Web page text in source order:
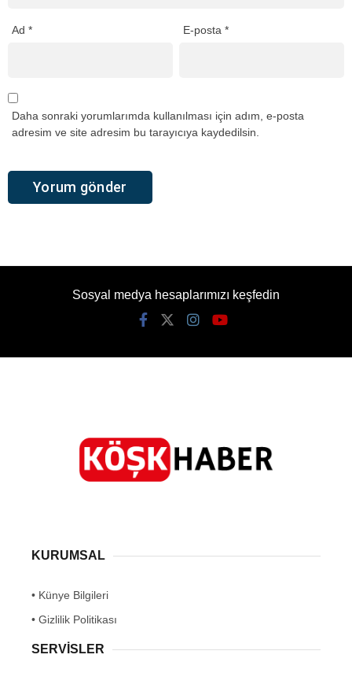
Ad * E-posta*
Daha sonraki yorumlarımda kullanılması için adım, e-posta
adresim ve site adresim bu tarayıcıya kaydedilsin.
Sosyal medya hesaplarımızı keşfedin
KURUMSAL
• Künye Bilgileri
• Gizlilik Politikası
SERVİSLER